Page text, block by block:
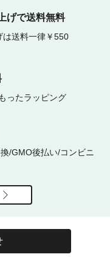
げで送料無料
は送料一律￥550
ったラッピング
/GMO後払い/コンビニ